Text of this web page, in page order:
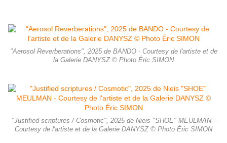
"Aerosol Reverberations", 2025 de BANDO - Courtesy de l'artiste et de
la Galerie DANYSZ © Photo Éric SIMON
"Justified scriptures / Cosmotic", 2025 de Nieis "SHOE" MEULMAN -
Courtesy de l'artiste et de la Galerie DANYSZ © Photo Éric SIMON